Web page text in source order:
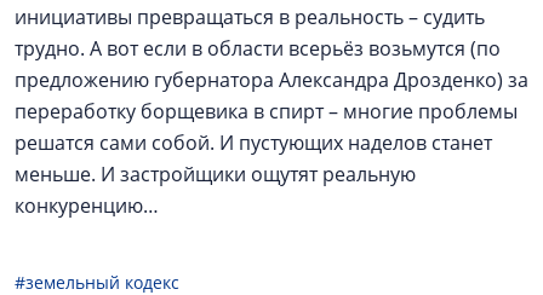
инициативы превращаться в реальность – судить
трудно. А вот если в области всерьёз возьмутся (по
предложению губернатора Александра Дрозденко) за
переработку борщевика в спирт – многие проблемы
решатся сами собой. И пустующих наделов станет
меньше. И застройщики ощутят реальную
конкуренцию…
#земельный кодекс